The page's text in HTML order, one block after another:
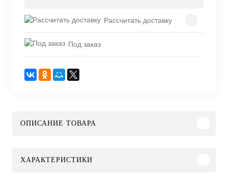
Рассчитать доставку
Под заказ
ОПИСАНИЕ ТОВАРА
ХАРАКТЕРИСТИКИ